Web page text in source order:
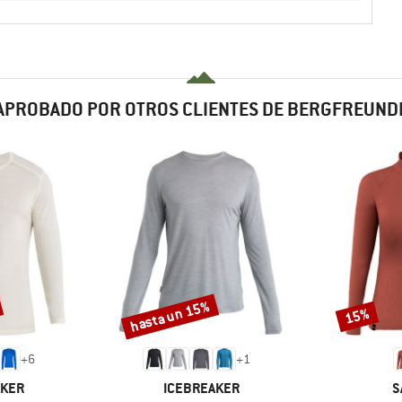
POR OTROS CLIENTES DE
+6 +1
MARCA
ICEBREAKER
Descuento
hasta un 15% Descuento
15%